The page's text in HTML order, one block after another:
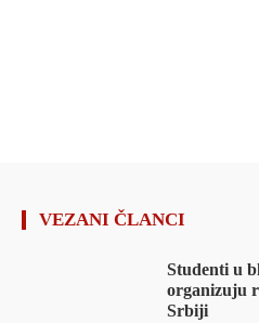
VEZANI ČLANCI
Studenti u
organizuju
Srbiji